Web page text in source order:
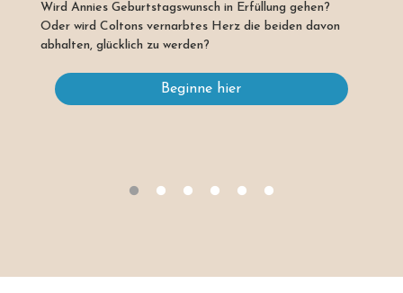
Wird Annies Geburtstagswunsch in Erfüllung gehen?
Oder wird Coltons vernarbtes Herz die beiden davon
abhalten, glücklich zu werden?
Beginne hier